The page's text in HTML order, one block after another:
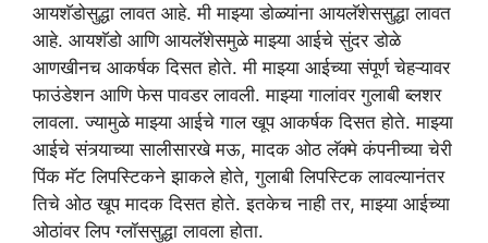
आयशॅडोसुद्धा लावत आहे. मी माझ्या डोळ्यांना आयलॅशेससुद्धा लावत
आहे. आयशॅडो आणि आयलॅशेसमुळे माझ्या आईचे सुंदर डोळे
आणखीनच आकर्षक दिसत होते. मी माझ्या आईच्या संपूर्ण चेहऱ्यावर
फाउंडेशन आणि फेस पावडर लावली. माझ्या गालांवर गुलाबी ब्लशर
लावला. ज्यामुळे माझ्या आईचे गाल खूप आकर्षक दिसत होते. माझ्या
आईचे संत्र्याच्या सालीसारखे मऊ, मादक ओठ लॅक्मे कंपनीच्या चेरी
पिंक मॅट लिपस्टिकने झाकले होते, गुलाबी लिपस्टिक लावल्यानंतर
तिचे ओठ खूप मादक दिसत होते. इतकेच नाही तर, माझ्या आईच्या
ओठांवर लिप ग्लॉससुद्धा लावला होता.